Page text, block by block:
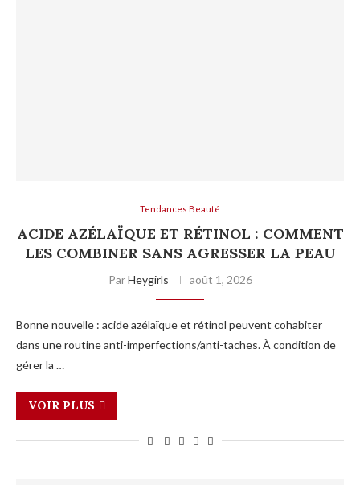
Tendances Beauté
ACIDE AZÉLAÏQUE ET RÉTINOL : COMMENT
LES COMBINER SANS AGRESSER LA PEAU
ParHeygirls août 1, 2026
Bonne nouvelle : acide azélaïque et rétinol peuvent cohabiter
dans une routine anti-imperfections/anti-taches. À condition de
gérer la …
VOIR PLUS